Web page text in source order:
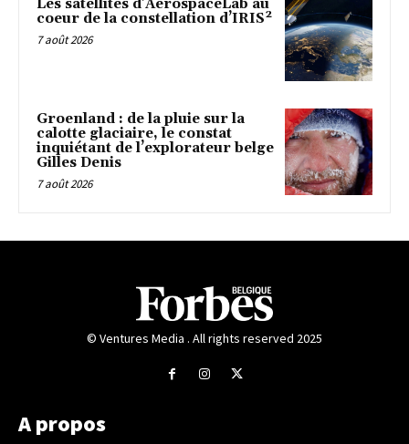
Les satellites d’AerospaceLab au
coeur de la constellation d’IRIS²
7 août 2026
Groenland : de la pluie sur la
calotte glaciaire, le constat
inquiétant de l’explorateur belge
Gilles Denis
7 août 2026
© Ventures Media . All rights reserved 2025
A propos